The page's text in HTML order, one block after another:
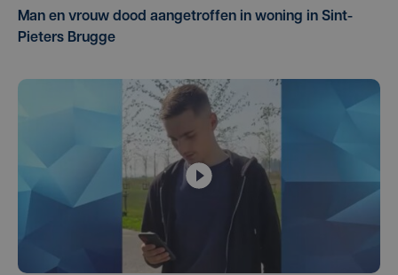
Man en vrouw dood aangetroffen in woning in Sint-
Pieters Brugge